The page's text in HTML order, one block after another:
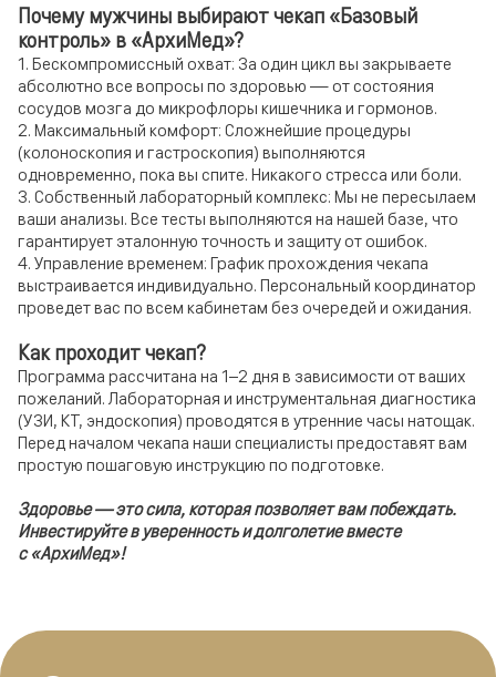
Почему мужчины выбирают чекап «Базовый
контроль» в «АрхиМед»?
1. Бескомпромиссный охват: За один цикл вы закрываете
абсолютно все вопросы по здоровью — от состояния
сосудов мозга до микрофлоры кишечника и гормонов.
2. Максимальный комфорт: Сложнейшие процедуры
(колоноскопия и гастроскопия) выполняются
одновременно, пока вы спите. Никакого стресса или боли.
3. Собственный лабораторный комплекс: Мы не пересылаем
ваши анализы. Все тесты выполняются на нашей базе, что
гарантирует эталонную точность и защиту от ошибок.
4. Управление временем: График прохождения чекапа
выстраивается индивидуально. Персональный координатор
проведет вас по всем кабинетам без очередей и ожидания.
Как проходит чекап?
Программа рассчитана на 1–2 дня в зависимости от ваших
пожеланий. Лабораторная и инструментальная диагностика
(УЗИ, КТ, эндоскопия) проводятся в утренние часы натощак.
Перед началом чекапа наши специалисты предоставят вам
простую пошаговую инструкцию по подготовке.
Здоровье — это сила, которая позволяет вам побеждать.
Инвестируйте в уверенность и долголетие вместе
с «АрхиМед»!